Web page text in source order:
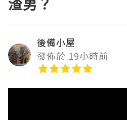
渣男？
後備小屋
發佈於 19小時前